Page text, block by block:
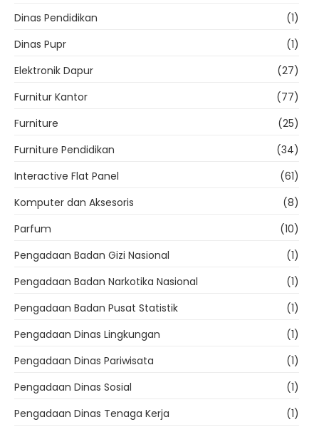
Dinas Pendidikan
(1)
Dinas Pupr
(1)
Elektronik Dapur
(27)
Furnitur Kantor
(77)
Furniture
(25)
Furniture Pendidikan
(34)
Interactive Flat Panel
(61)
Komputer dan Aksesoris
(8)
Parfum
(10)
Pengadaan Badan Gizi Nasional
(1)
Pengadaan Badan Narkotika Nasional
(1)
Pengadaan Badan Pusat Statistik
(1)
Pengadaan Dinas Lingkungan
(1)
Pengadaan Dinas Pariwisata
(1)
Pengadaan Dinas Sosial
(1)
Pengadaan Dinas Tenaga Kerja
(1)